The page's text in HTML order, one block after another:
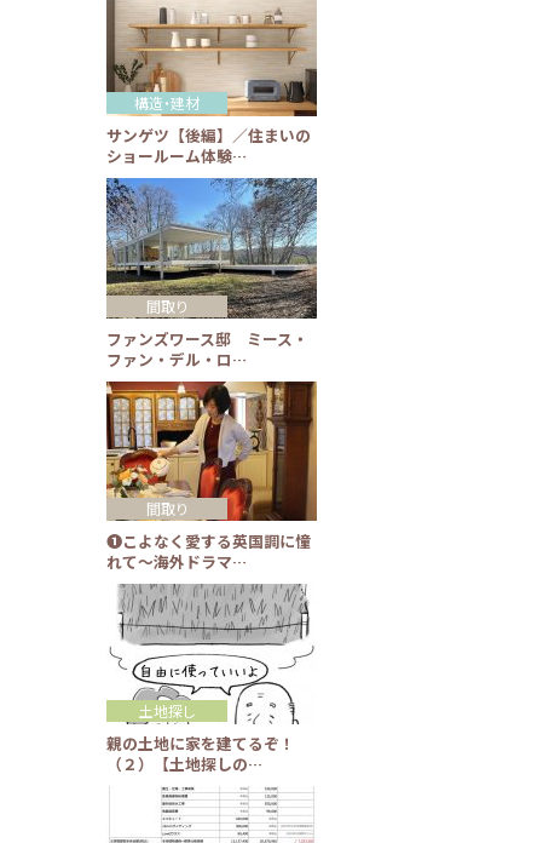
サンゲツ【後編】／住まいの
ショールーム体験…
構造・建材
ファンズワース邸 ミース・
ファン・デル・ロ…
間取り
❶こよなく愛する英国調に憧
れて～海外ドラマ…
間取り
親の土地に家を建てるぞ！
（２）【土地探しの…
土地探し